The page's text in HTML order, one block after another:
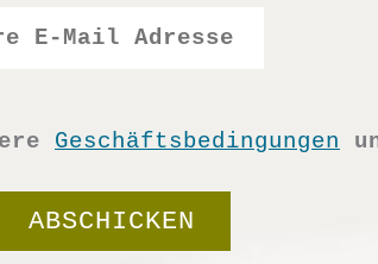
Geschäftsbedingungen